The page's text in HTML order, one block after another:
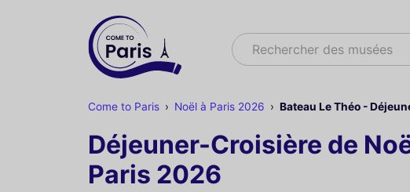
Rechercher
Rechercher des musé
Come to Paris Noël à Paris 2026 Bateau Le Théo -
Déjeuner-Croisière de
Paris 2026